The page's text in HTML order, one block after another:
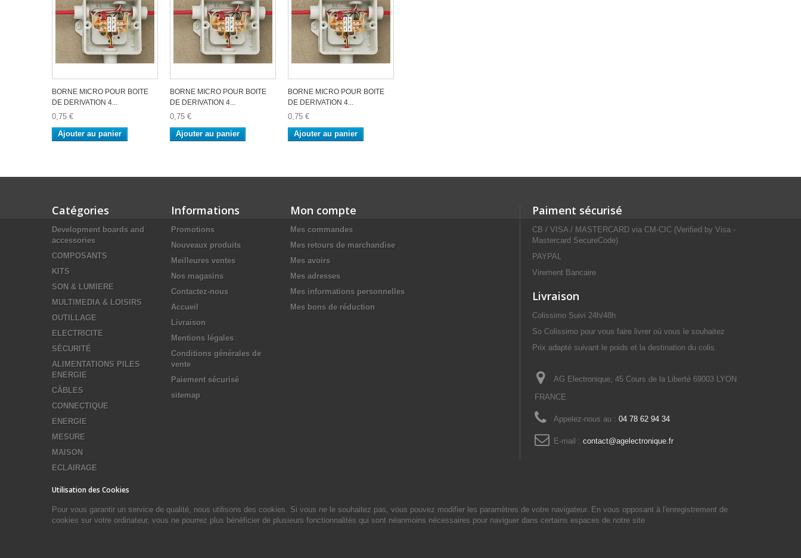
BORNE MICRO POUR BOITE
DE DERIVATION 4...
0,75 €
Ajouter au panier
BORNE MICRO POUR BOITE
DE DERIVATION 4...
0,75 €
Ajouter au panier
BORNE MICRO POUR BOITE
DE DERIVATION 4...
0,75 €
Ajouter au panier
Catégories
Development boards and
accessories
COMPOSANTS
KITS
SON & LUMIERE
MULTIMEDIA & LOISIRS
OUTILLAGE
ELECTRICITE
SÉCURITÉ
ALIMENTATIONS PILES
ENERGIE
CÂBLES
CONNECTIQUE
ENERGIE
MESURE
MAISON
ECLAIRAGE
Informations
Promotions
Nouveaux produits
Meilleures ventes
Nos magasins
Contactez-nous
Accueil
Livraison
Mentions légales
Conditions générales de
vente
Paiement sécurisé
sitemap
Mon compte
Mes commandes
Mes retours de marchandise
Mes avoirs
Mes adresses
Mes informations personnelles
Mes bons de réduction
Paiment sécurisé
CB / VISA / MASTERCARD via CM-CIC (Verified by Visa -
Mastercard SecureCode)
PAYPAL
Virement Bancaire
Livraison
Colissimo Suivi 24h/48h
So Colissimo pour vous faire livrer où vous le souhaitez
Prix adapté suivant le poids et la destination du colis
AG Electronique, 45 Cours de la Liberté 69003 LYON
FRANCE
Appelez-nous au : 04 78 62 94 34
E-mail : contact@agelectronique.fr
Utilisation des Cookies
Pour vous garantir un service de qualité, nous utilisons des cookies. Si vous ne le souhaitez pas, vous pouvez modifier les paramètres de votre navigateur. En vous opposant à l'enregistrement de
cookies sur votre ordinateur, vous ne pourrez plus bénéficier de plusieurs fonctionnalités qui sont néanmoins nécessaires pour naviguer dans certains espaces de notre site